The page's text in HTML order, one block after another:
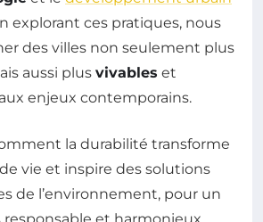
explorant ces pratiques, nous
des villes non seulement plus
aussi plus vivables et
enjeux contemporains.